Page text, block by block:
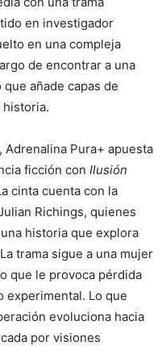
en investigador
en una compleja
de encontrar a una
añade capas de
historia.
Adrenalina Pura+ apuesta
ficción con Ilusión
cinta cuenta con la
Richings, quienes
historia que explora
trama sigue a una mujer
que le provoca pérdida
experimental. Lo que
evoluciona hacia
por visiones